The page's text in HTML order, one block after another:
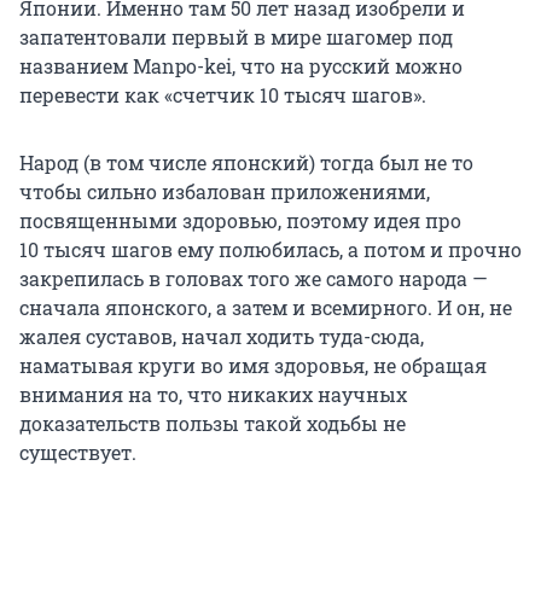
Японии. Именно там 50 лет назад изобрели и
запатентовали первый в мире шагомер под
названием Manpo-kei, что на русский можно
перевести как «счетчик 10 тысяч шагов».
Народ (в том числе японский) тогда был не то
чтобы сильно избалован приложениями,
посвященными здоровью, поэтому идея про
10 тысяч шагов ему полюбилась, а потом и прочно
закрепилась в головах того же самого народа —
сначала японского, а затем и всемирного. И он, не
жалея суставов, начал ходить туда-сюда,
наматывая круги во имя здоровья, не обращая
внимания на то, что никаких научных
доказательств пользы такой ходьбы не
существует.